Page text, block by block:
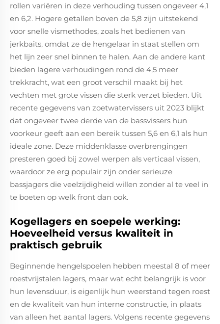
rollen variëren in deze verhouding tussen ongeveer 4,1
en 6,2. Hogere getallen boven de 5,8 zijn uitstekend
voor snelle vismethodes, zoals het bedienen van
jerkbaits, omdat ze de hengelaar in staat stellen om
het lijn zeer snel binnen te halen. Aan de andere kant
bieden lagere verhoudingen rond de 4,5 meer
trekkracht, wat een groot verschil maakt bij het
vechten met grote vissen die sterk verzet bieden. Uit
recente gegevens van zoetwatervissers uit 2023 blijkt
dat ongeveer twee derde van de bassvissers hun
voorkeur geeft aan een bereik tussen 5,6 en 6,1 als hun
ideale zone. Deze middenklasse overbrengingen
presteren goed bij zowel werpen als verticaal vissen,
waardoor ze erg populair zijn onder serieuze
bassjagers die veelzijdigheid willen zonder al te veel in
te boeten op welk front dan ook.
Kogellagers en soepele werking:
Hoeveelheid versus kwaliteit in
praktisch gebruik
Beginnende hengelspoelen hebben meestal 8 of meer
roestvrijstalen lagers, maar wat echt belangrijk is voor
hun levensduur, is eigenlijk hun weerstand tegen roest
en de kwaliteit van hun interne constructie, in plaats
van alleen het aantal lagers. Volgens recente gegevens